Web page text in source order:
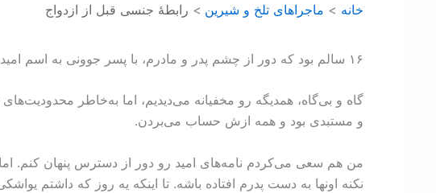
خانه ماجراهای تلخ و شیرین رابطۀ جنسی قبل از ازدواج
۱۶ سالم بود که دور از چشم پدر و مادرم، با پسر جوونی به اسم امید آشنا شدم. دوستی ما با یه نامۀ ساده شروع شد که امید جلوی پام انداخته بود.
گاه و بی‌گاه، همدیگه رو مخفیانه می‌دیدیم، اما به‌خاطر
و مستبدی بود و همه ازش حساب می‌بردن.
من هم سعی می‌کردم نامه‌های امید رو دور از دسترس پنهان کنم.
نکنه اونها به دست پدرم افتاده باشه. تا اینکه یه روز که داشتم